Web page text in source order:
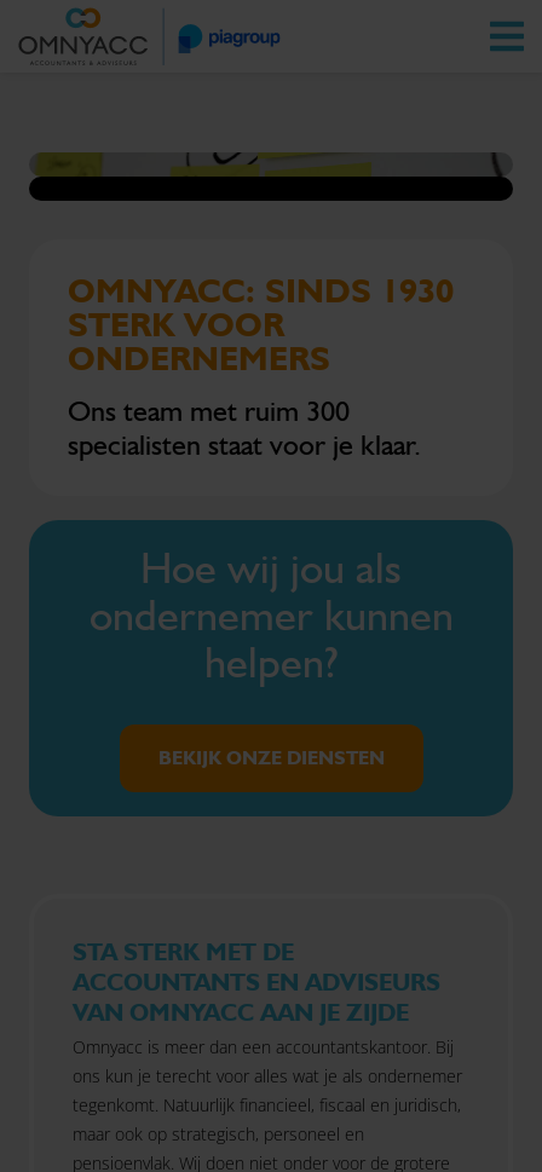
Vestigingen Zoeken
OMNYACC: SINDS 1930
STERK VOOR
ONDERNEMERS
Ons team met ruim 300
specialisten staat voor je klaar.
Hoe wij jou als
ondernemer kunnen
helpen?
BEKIJK ONZE DIENSTEN
STA STERK MET DE
ACCOUNTANTS EN ADVISEURS
VAN OMNYACC AAN JE ZIJDE
Omnyacc is meer dan een accountantskantoor. Bij
ons kun je terecht voor alles wat je als ondernemer
tegenkomt. Natuurlijk financieel, fiscaal en juridisch,
maar ook op strategisch, personeel en
pensioenvlak. Wij doen niet onder voor de grotere